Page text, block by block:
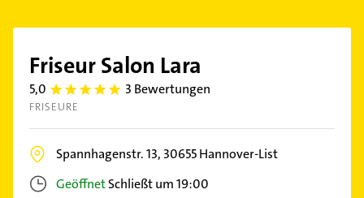
Friseur Salon Lara
5,0 5.0 3 Bewertungen
FRISEURE
Spannhagenstr. 13, 30655Hannover-List
GeöffnetSchließt um 19:00